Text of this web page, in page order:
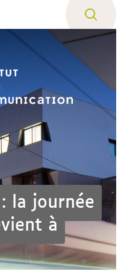
la journée
à